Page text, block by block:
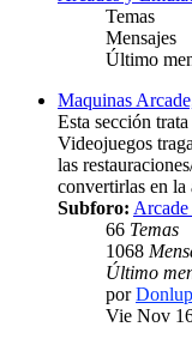
Temas
Mensajes
Último
Maquinas
Esta sección
Videojuegos
las
convertirlas en
Subforo:
66 Temas
1068
Último
por
Vie Nov